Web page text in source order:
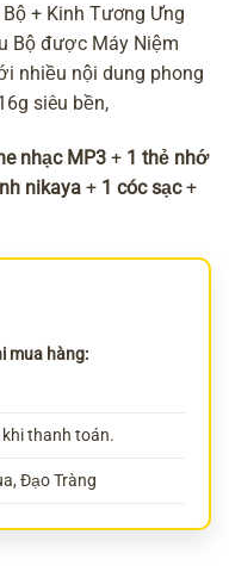
+ Kinh Tương Ưng
Bộ được Máy Niệm
nhiều nội dung phong
siêu bền,
nhạc MP3 + 1 thẻ nhớ
nikaya + 1 cóc sạc+
mua hàng:
thanh toán.
Đạo Tràng